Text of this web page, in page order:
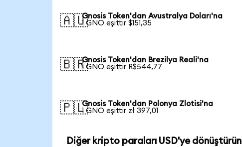
🇦🇺Gnosis Token'dan Avustralya Doları'na
1 GNO eşittir $151,35
🇧🇷Gnosis Token'dan Brezilya Reali'na
1 GNO eşittir R$544,77
🇵🇱Gnosis Token'dan Polonya Zlotisi'na
1 GNO eşittir zł 397,01
Diğer kripto paraları USD'ye dönüştürün